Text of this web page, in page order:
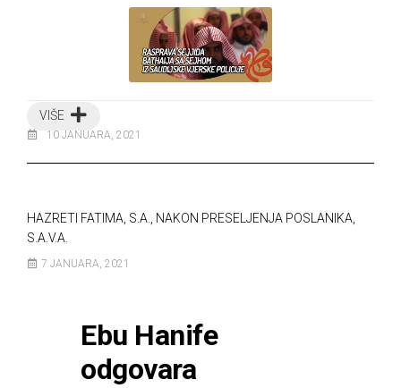
VIŠE
10 JANUARA, 2021
HAZRETI FATIMA, S.A., NAKON PRESELJENJA POSLANIKA,
S.A.V.A.
7 JANUARA, 2021
Ebu Hanife
odgovara